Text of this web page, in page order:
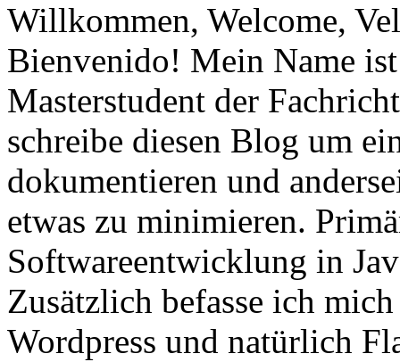
Willkommen, Welcome,
Bienvenido! Mein Name
Masterstudent der
schreibe diesen Blog um
dokumentieren und
etwas zu minimieren.
Softwareentwicklung in
Zusätzlich befasse ich
Wordpress und natürlich